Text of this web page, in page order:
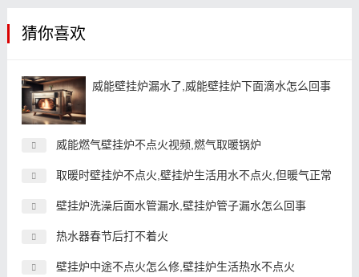
猜你喜欢
威能壁挂炉漏水了,威能壁挂炉下面滴水怎么回事
威能燃气壁挂炉不点火视频,燃气取暖锅炉
取暖时壁挂炉不点火,壁挂炉生活用水不点火,但暖气正常
壁挂炉洗澡后面水管漏水,壁挂炉管子漏水怎么回事
热水器春节后打不着火
壁挂炉中途不点火怎么修,壁挂炉生活热水不点火